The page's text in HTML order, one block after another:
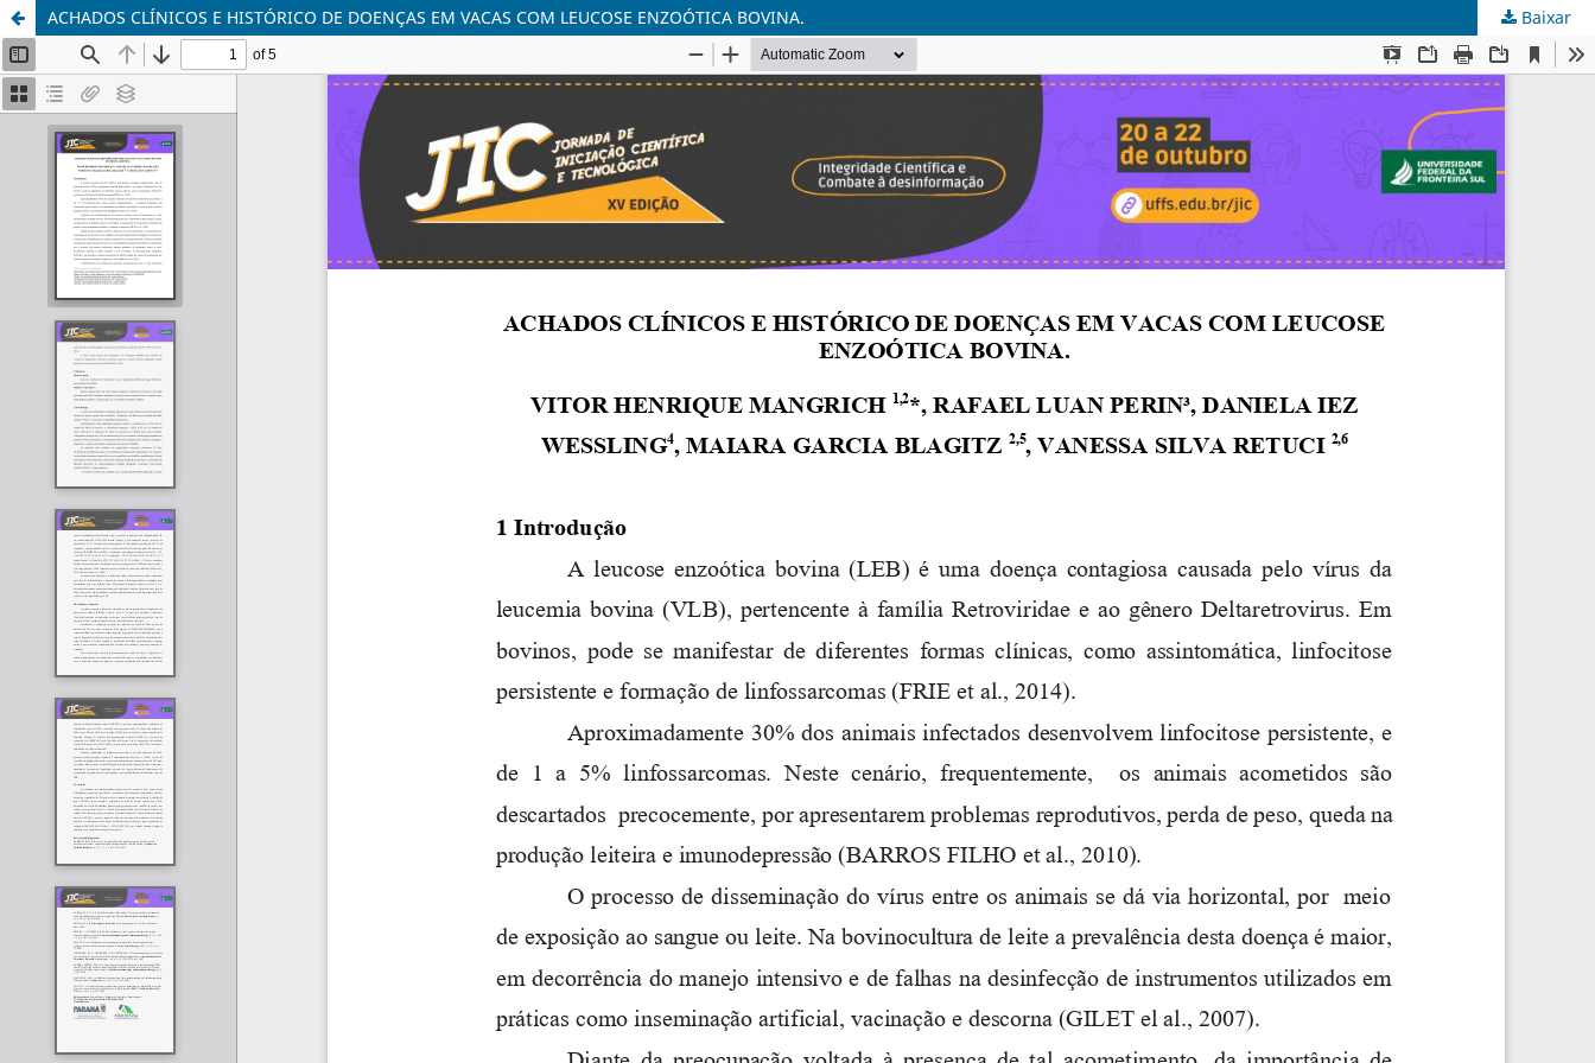
ACHADOS CLÍNICOS E HISTÓRICO DE DOENÇAS EM VACAS COM LEUCOSE ENZOÓTICA BOVINA. Baixar